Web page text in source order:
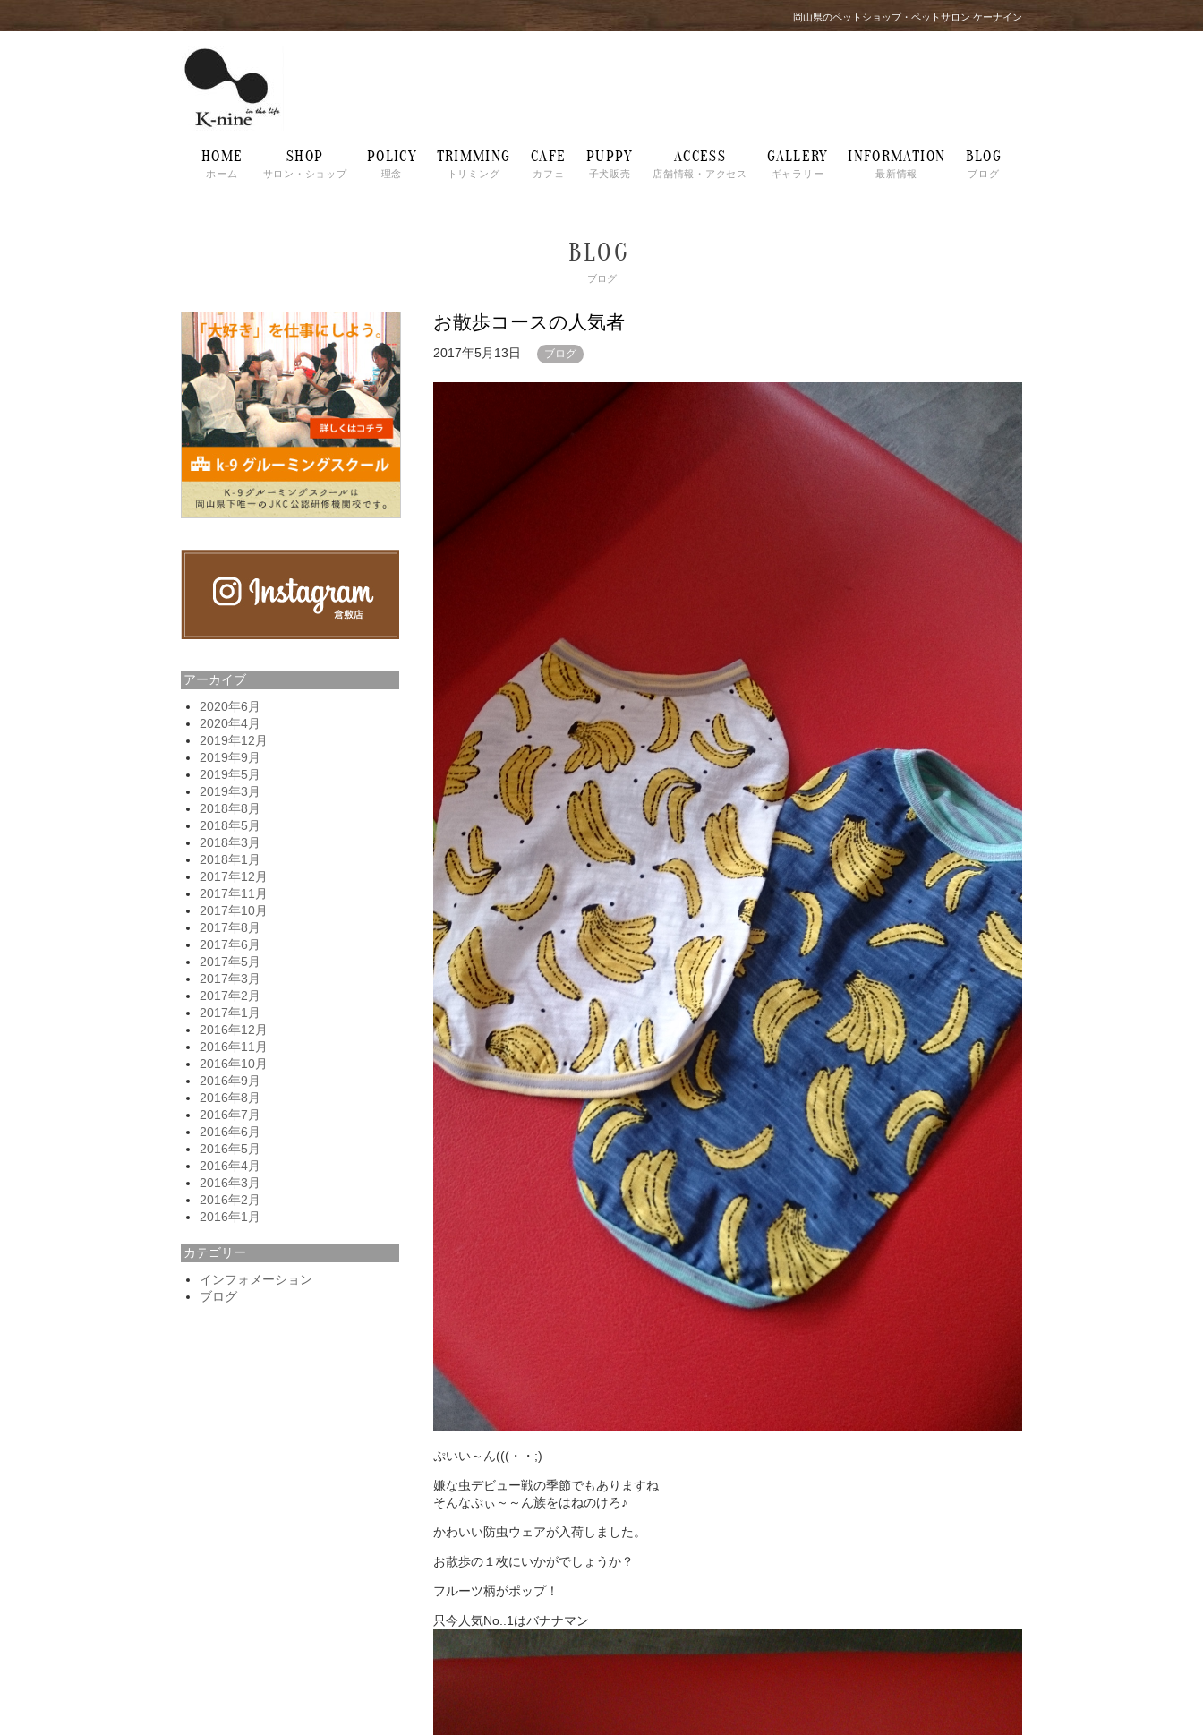
岡山県のペットショップ・ペットサロン ケーナイン
HOME
ホーム
SHOP
サロン・ショップ
POLICY
理念
TRIMMING
トリミング
CAFE
カフェ
PUPPY
子犬販売
ACCESS
店舗情報・アクセス
GALLERY
ギャラリー
INFORMATION
最新情報
BLOG
ブログ
BLOG
ブログ
お散歩コースの人気者
2017年5月13日 ブログ
ぷいい～ん(((・・;)
嫌な虫デビュー戦の季節でもありますね
そんなぷぃ～～ん族をはねのけろ♪
かわいい防虫ウェアが入荷しました。
お散歩の１枚にいかがでしょうか？​
フルーツ柄がポップ！
只今人気No..1はバナナマン
アーカイブ
2020年6月
2020年4月
2019年12月
2019年9月
2019年5月
2019年3月
2018年8月
2018年5月
2018年3月
2018年1月
2017年12月
2017年11月
2017年10月
2017年8月
2017年6月
2017年5月
2017年3月
2017年2月
2017年1月
2016年12月
2016年11月
2016年10月
2016年9月
2016年8月
2016年7月
2016年6月
2016年5月
2016年4月
2016年3月
2016年2月
2016年1月
カテゴリー
インフォメーション
ブログ